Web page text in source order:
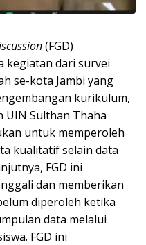
(FGD)
kegiatan dari survei
se-kota Jambi yang
kurikulum,
UIN Sulthan Thaha
untuk memperoleh
kualitatif selain data
FGD ini
dan memberikan
diperoleh ketika
data melalui
FGD ini